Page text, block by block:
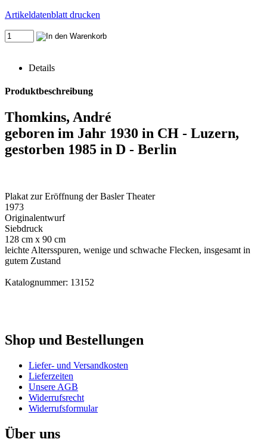
Artikeldatenblatt drucken
Details
Produktbeschreibung
Thomkins, André
geboren im Jahr 1930 in CH - Luzern,
gestorben 1985 in D - Berlin
Plakat zur Eröffnung der Basler Theater
1973
Originalentwurf
Siebdruck
128 cm x 90 cm
leichte Altersspuren, wenige und schwache Flecken, insgesamt in
gutem Zustand
Katalognummer: 13152
Shop und Bestellungen
Liefer- und Versandkosten
Lieferzeiten
Unsere AGB
Widerrufsrecht
Widerrufsformular
Über uns